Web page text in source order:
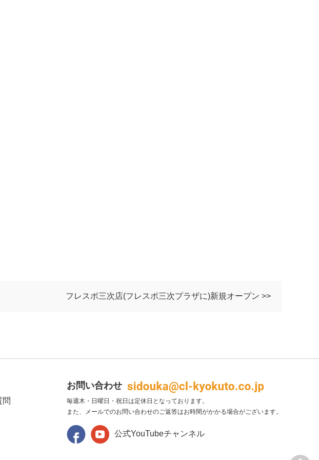
フレスポ三次店(フレスポ三次プラザに)新規オープン >>
問
お問い合わせ
毎週木・日曜日・祝日は定休日となっております。
また、メールでのお問い合わせのご返答はお時間がかかる場合がございます。